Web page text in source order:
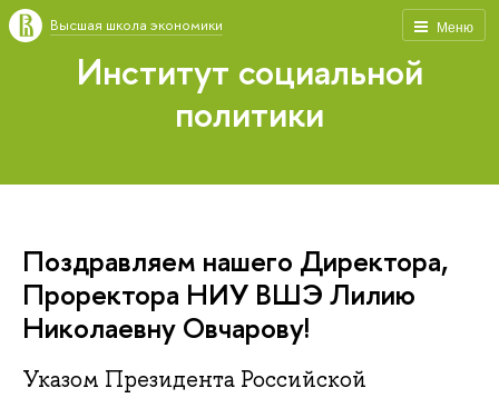
Меню
Высшая школа экономики
Институт социальной
политики
Поздравляем нашего Директора,
Проректора НИУ ВШЭ Лилию
Николаевну Овчарову!
Указом Президента Российской